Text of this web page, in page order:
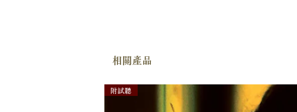
相關產品
附試聽